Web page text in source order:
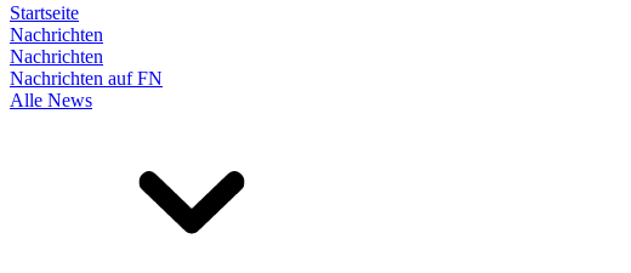
Startseite
Nachrichten
Nachrichten
Nachrichten auf FN
Alle News